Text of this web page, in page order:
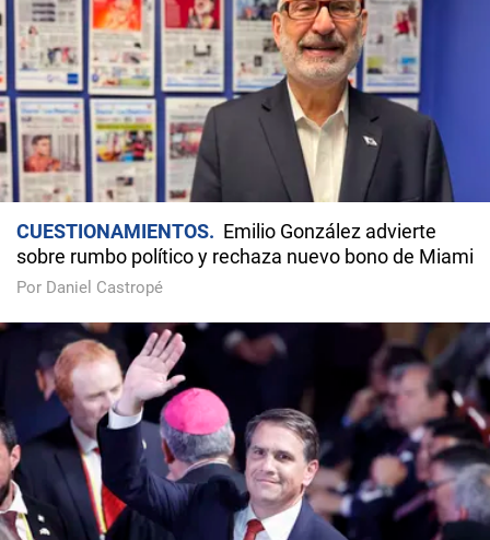
CUESTIONAMIENTOS
Emilio González advierte
sobre rumbo político y rechaza nuevo bono de Miami
Por Daniel Castropé